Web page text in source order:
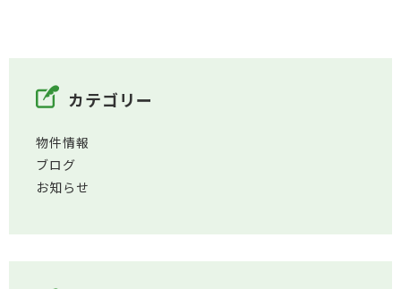
カテゴリー
物件情報
ブログ
お知らせ